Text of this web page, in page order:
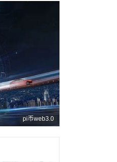
pi币web3.0